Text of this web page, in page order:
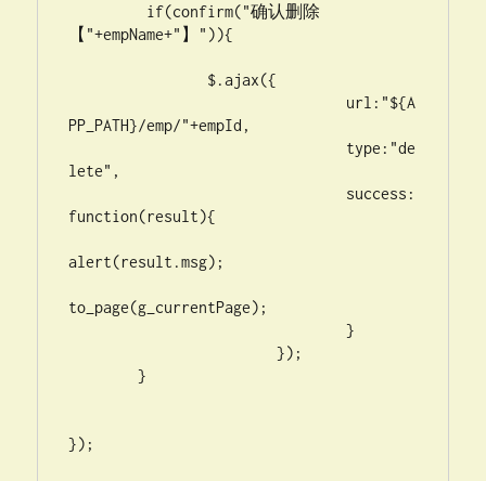
【"+empName+"】")){
PP_PATH}/emp/"+empId,
lete",
function(result){
alert(result.msg);
to_page(g_currentPage);
				}
			});
	}
});